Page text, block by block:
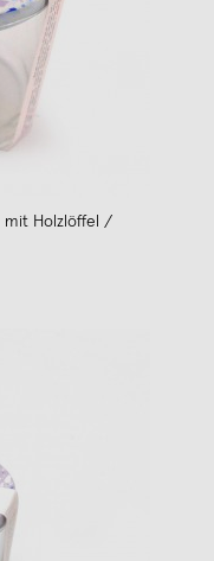
mit Holzlöffel /